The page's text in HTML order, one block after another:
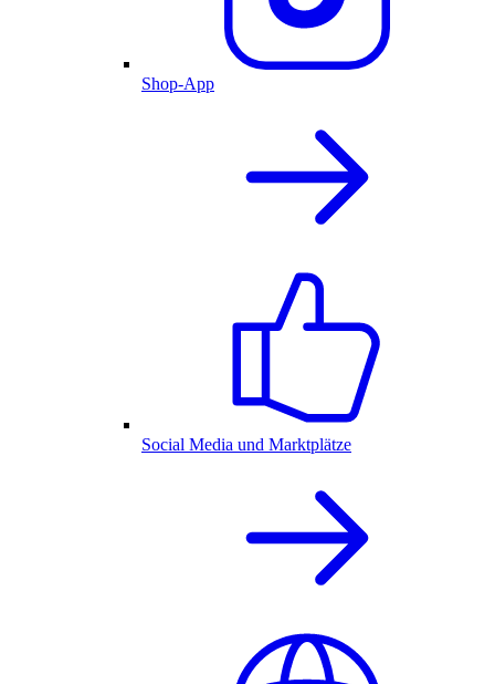
Shop-App
Social Media und Marktplätze